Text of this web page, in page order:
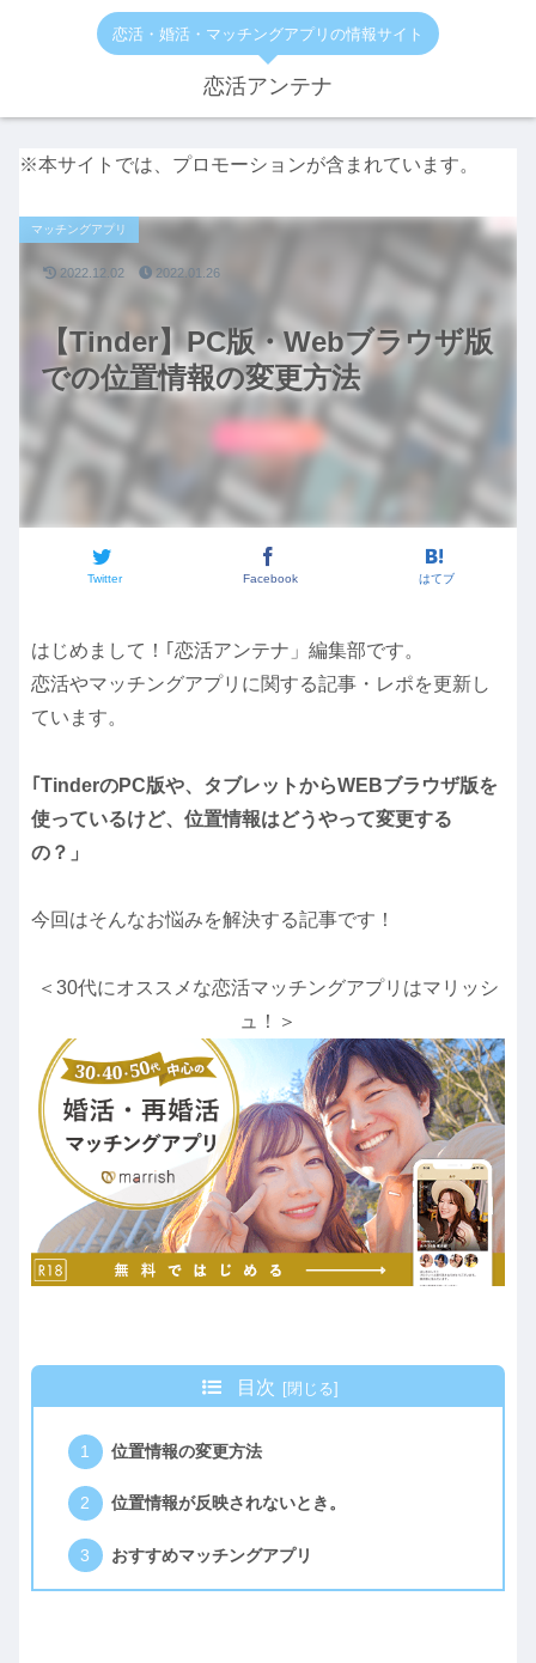
恋活・婚活・マッチングアプリの情報サイト
恋活アンテナ
※本サイトでは、プロモーションが含まれています。
【Tinder】PC版・Webブラウザ版
での位置情報の変更方法
マッチングアプリ
Twitter Facebook はてブ
2022.12.02 2022.01.26
はじめまして！｢恋活アンテナ」編集部です。
恋活やマッチングアプリに関する記事・レポを更新し
ています。
｢TinderのPC版や、タブレットからWEBブラウザ版を
使っているけど、位置情報はどうやって変更する
の？」
今回はそんなお悩みを解決する記事です！
＜30代にオススメな恋活マッチングアプリはマリッシ
ュ！＞
目次
位置情報の変更方法
位置情報が反映されないとき。
おすすめマッチングアプリ